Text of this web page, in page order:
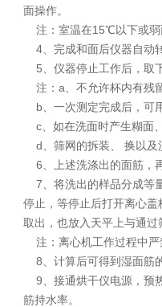
面操作。
注：室温在15℃以下或弱
4、完成和面后仪器自动
5、仪器停止工作后，取
注：a、不允许杯内有残
b、一次测定完成后，可
c、如在洗面时产生糊面
d、筛网的拆装、 换以及
6、上述洗涤出的面筋，
7、将洗出的样品分成等
停止，等停止后打开离心
取出，也放入天平上与通过
注：离心机工作过程中严
8、计算后可得到湿面筋
9、接通烘干仪电源，预
筋持水率。